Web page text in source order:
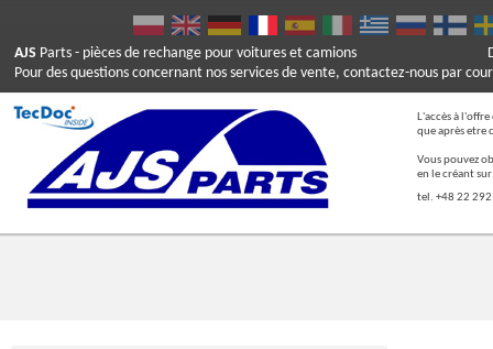
AJS Parts - pièces de rechange pour voitures et camions
Pour des questions concernant nos services de vente, contactez-nous par
L'accès à
que après etre
Vous pouvez
en le créant
tel. +48 22